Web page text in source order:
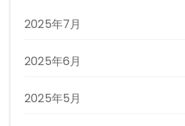
2025年7月
2025年6月
2025年5月